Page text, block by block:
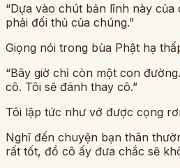
“Dựa vào chút bản lĩnh này
phải đối thủ của chúng.”
Giọng nói trong bùa Phật hạ
“Bây giờ chỉ còn một con
cô. Tôi sẽ đánh thay cô.”
Tôi lập tức như vớ được cọng
Nghĩ đến chuyện bạn thân
rất tốt, đồ cô ấy đưa chắc sẽ